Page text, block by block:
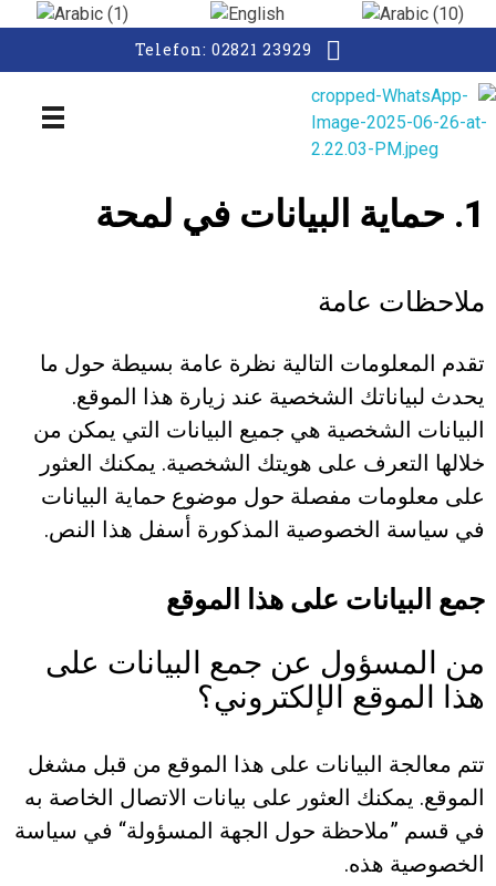
Telefon: 02821 23929
1. حماية البيانات في لمحة
ملاحظات عامة
تقدم المعلومات التالية نظرة عامة بسيطة حول ما
يحدث لبياناتك الشخصية عند زيارة هذا الموقع.
البيانات الشخصية هي جميع البيانات التي يمكن من
خلالها التعرف على هويتك الشخصية. يمكنك العثور
على معلومات مفصلة حول موضوع حماية البيانات
في سياسة الخصوصية المذكورة أسفل هذا النص.
جمع البيانات على هذا الموقع
من المسؤول عن جمع البيانات على
هذا الموقع الإلكتروني؟
تتم معالجة البيانات على هذا الموقع من قبل مشغل
الموقع. يمكنك العثور على بيانات الاتصال الخاصة به
في قسم ”ملاحظة حول الجهة المسؤولة“ في سياسة
الخصوصية هذه.